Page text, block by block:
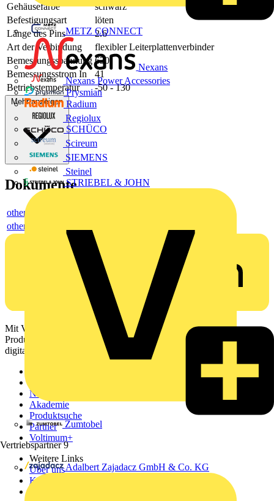
METZ CONNECT
Nexans
Nexans Power Accessories
Prysmian
Radium
Regiolux
SCHÜCO
Scireum
SIEMENS
Steinel
STRIEBEL & JOHN
Zumtobel
Vertriebspartner 9
Adalbert Zajadacz GmbH & Co. KG
Gehäusefarbe
schwarz
Befestigungsart
löten
Länge des Pins
2.6
Art der Verbindung
flexibler Leiterplattenverbinder
Bemessungsspannung 630
Bemessungsstrom In
41
Betriebstemperatur
-50 - 130
Mehr anzeigen
Dokumente
others
others
Mit Voltimum erhalten Elektrofachkräfte Zugang zu Branchennews,
Produktinformationen, Schulungen und Tools – alles auf einer
digitalen Plattform und Community.
News
Akademie
Produktsuche
Partner
Voltimum+
Weitere Links
Über uns
Kontakt